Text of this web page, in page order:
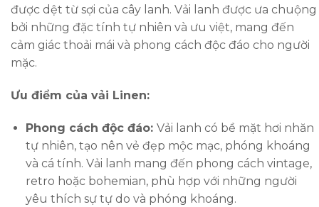
được dệt từ sợi của cây lanh. Vải lanh được ưa chuộng
bởi những đặc tính tự nhiên và ưu việt, mang đến
cảm giác thoải mái và phong cách độc đáo cho người
mặc.
Ưu điểm của vải Linen:
Phong cách độc đáo: Vải lanh có bề mặt hơi nhăn
tự nhiên, tạo nên vẻ đẹp mộc mạc, phóng khoáng
và cá tính. Vải lanh mang đến phong cách vintage,
retro hoặc bohemian, phù hợp với những người
yêu thích sự tự do và phóng khoáng.